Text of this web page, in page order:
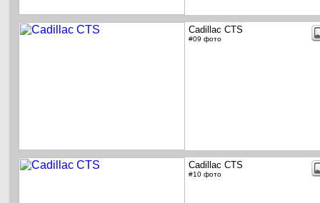
Cadillac CTS
#09 фото
Cadillac CTS
#10 фото